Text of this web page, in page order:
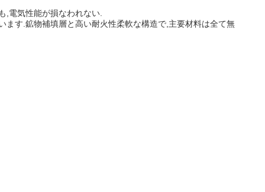
,電気性能が損なわれない.
す.鉱物補填層と高い耐火性柔軟な構造で,主要材料は全て無